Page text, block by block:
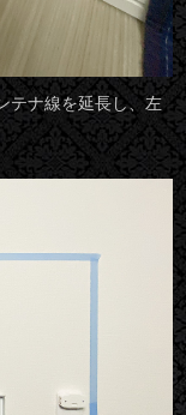
テナ線を延長し、左